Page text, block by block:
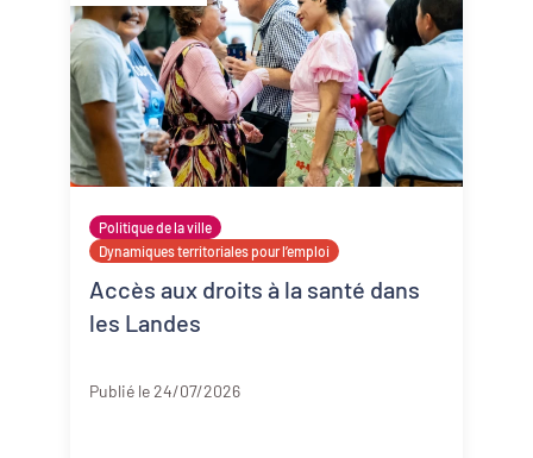
Politique de la ville
Dynamiques territoriales pour l’emploi
Accès aux droits à la santé dans
les Landes
Publié le 24/07/2026